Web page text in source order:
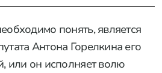
понять, является
Антона Горелкина его
или он исполняет волю